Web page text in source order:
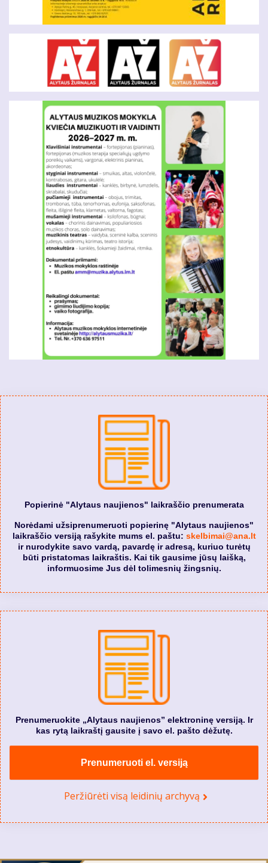
Popierinė "Alytaus naujienos" laikraščio prenumerata
Norėdami užsiprenumeruoti popierinę "Alytaus naujienos"
laikraščio versiją rašykite mums el. paštu: skelbimai@ana.lt
ir nurodykite savo vardą, pavardę ir adresą, kuriuo turėtų
būti pristatomas laikraštis. Kai tik gausime jūsų laišką,
informuosime Jus dėl tolimesnių žingsnių.
Prenumeruokite „Alytaus naujienos” elektroninę versiją. Ir
kas rytą laikraštį gausite į savo el. pašto dėžutę.
Prenumeruoti el. versiją
Peržiūrėti visą leidinių archyvą